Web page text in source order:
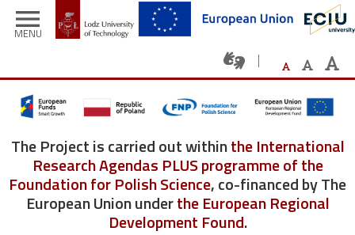
Skip to main content
menu
MENU
The Project is carried out withinthe International
Research Agendas PLUS programme of the
Foundation for Polish Science, co-financed by The
European Union underthe European Regional
Development Found.